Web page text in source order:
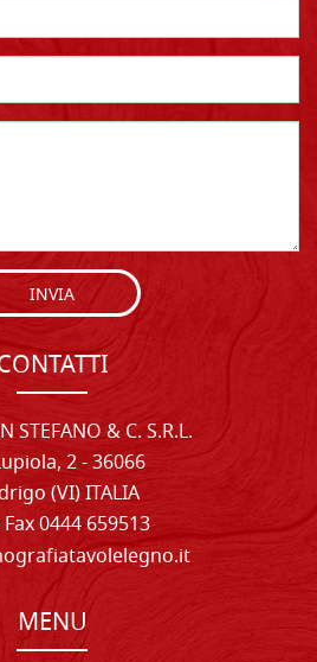
INVIA
STEFANO & C. S.R.L.
2 - 36066
(VI) ITALIA
Fax 0444 659513
MENU